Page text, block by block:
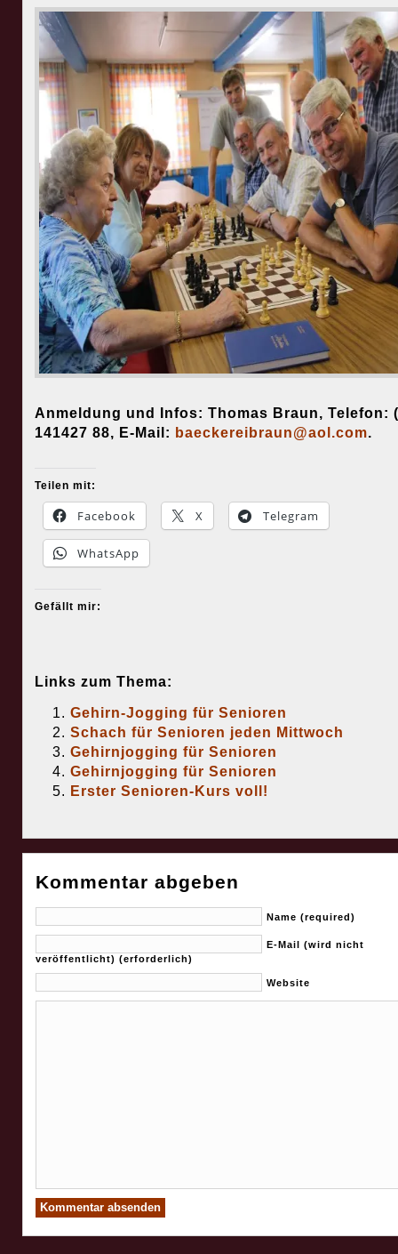
Anmeldung und Infos: Thomas Braun, Telefon:
141427 88, E-Mail: baeckereibraun@aol.com.
Teilen mit:
Facebook X Telegram
WhatsApp
Gefällt mir:
Links zum Thema:
Gehirn-Jogging für Senioren
Schach für Senioren jeden Mittwoch
Gehirnjogging für Senioren
Gehirnjogging für Senioren
Erster Senioren-Kurs voll!
Kommentar abgeben
Name (required)
E-Mail (wird nicht
veröffentlicht) (erforderlich)
Website